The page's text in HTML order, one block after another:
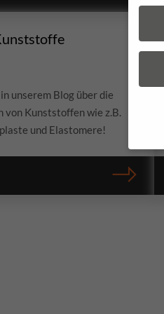
unserem Blog über die
von Kunststoffen wie z.B.
und Elastomere!